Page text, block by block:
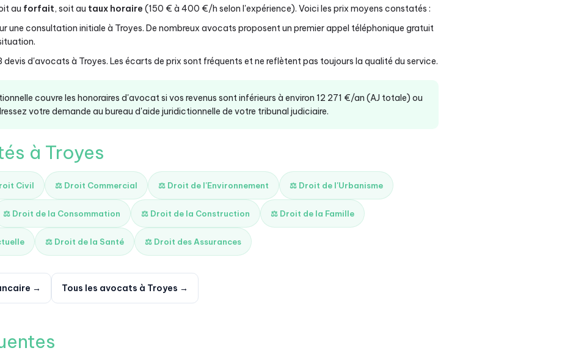
au forfait, soit au taux horaire (150 € à 400 €/h selon l'expérience). Voici les prix moyens constatés :
une consultation initiale à Troyes. De nombreux avocats proposent un premier appel téléphonique gratuit
devis d'avocats à Troyes. Les écarts de prix sont fréquents et ne reflètent pas toujours la qualité du service.
couvre les honoraires d'avocat si vos revenus sont inférieurs à environ 12 271 €/an (AJ totale) ou
votre demande au bureau d'aide juridictionnelle de votre tribunal judiciaire.
à Troyes
Civil ⚖️ Droit Commercial ⚖️ Droit de l'Environnement ⚖️ Droit de l'Urbanisme
⚖️ Droit de la Consommation ⚖️ Droit de la Construction ⚖️ Droit de la Famille
⚖️ Droit de la Santé ⚖️ Droit des Assurances
→ Tous les avocats à Troyes →